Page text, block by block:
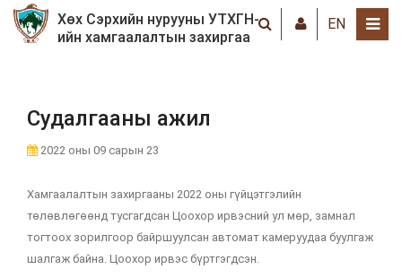
Хөх Сэрхийн нурууны УТХГН-
ийн хамгаалалтын захиргаа
EN
Судалгааны ажил
2022 оны 09 сарын 23
Хамгаалалтын захиргааны 2022 оны гүйцэтгэлийн
төлөвлөгөөнд тусгагдсан Цоохор ирвэсний ул мөр, замнал
тогтоох зорилгоор байршуулсан автомат камеруудаа буулгаж
шалгаж байна. Цоохор ирвэс бүртгэгдсэн.